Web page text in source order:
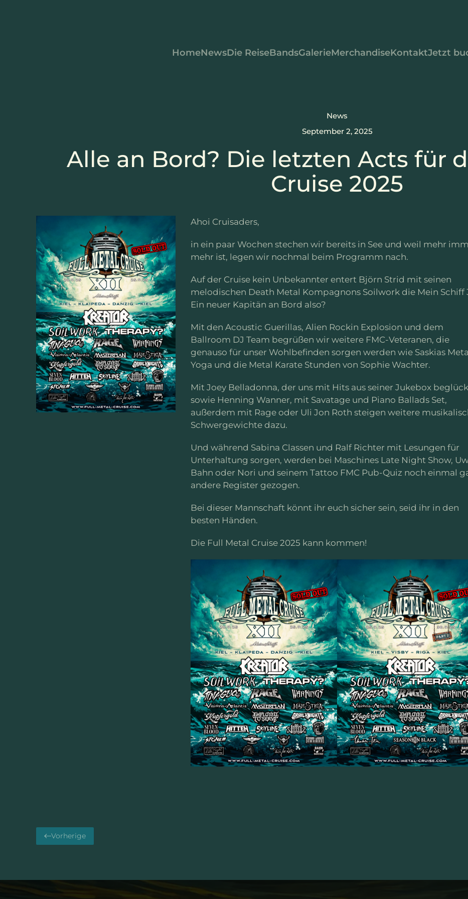
HomeNewsDie ReiseBandsGalerieMerchandiseKontaktJetzt
News
September 2, 2025
Alle an Bord? Die letzten Acts für
Cruise 2025
Ahoi Cruisaders,
in ein paar Wochen stechen wir bereits in See und weil mehr
mehr ist, legen wir nochmal beim Programm nach.
Auf der Cruise kein Unbekannter entert Björn Strid mit seinen
melodischen Death Metal Kompagnons Soilwork die Mein Schiff
Ein neuer Kapitän an Bord also?
Mit den Acoustic Guerillas, Alien Rockin Explosion und dem
Ballroom DJ Team begrüßen wir weitere FMC-Veteranen, die
genauso für unser Wohlbefinden sorgen werden wie Saskias
Yoga und die Metal Karate Stunden von Sophie Wachter.
Mit Joey Belladonna, der uns mit Hits aus seiner Jukebox
sowie Henning Wanner, mit Savatage und Piano Ballads Set,
außerdem mit Rage oder Uli Jon Roth steigen weitere
Schwergewichte dazu.
Und während Sabina Classen und Ralf Richter mit Lesungen für
Unterhaltung sorgen, werden bei Maschines Late Night Show,
Bahn oder Nori und seinem Tattoo FMC Pub-Quiz noch einmal
andere Register gezogen.
Bei dieser Mannschaft könnt ihr euch sicher sein, seid ihr in den
besten Händen.
Die Full Metal Cruise 2025 kann kommen!
Vorherige